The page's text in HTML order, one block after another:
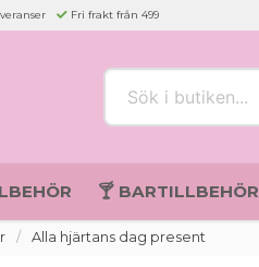
Fri frakt från 499
🍸 BARTILLBEHÖR
Alla hjärtans dag present